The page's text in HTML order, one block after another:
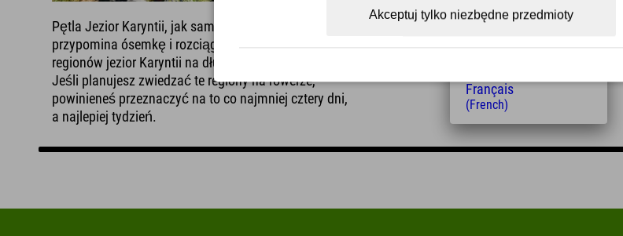
Pętla Jezior Karyntii, jak sama nazwa wskazuje,
przypomina ósemkę i rozciąga się przez pięć
regionów jezior Karyntii na długości
Jeśli planujesz zwiedzać te regiony na rowerze,
powinieneś przeznaczyć na to co najmniej cztery dni,
a najlepiej tydzień.
Akceptuj tylko niezbędne przedmioty
(Polish)
Magyar
Français
(French)